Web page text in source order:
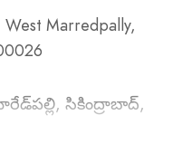
West Marredpally,
సికింద్రాబాద్,